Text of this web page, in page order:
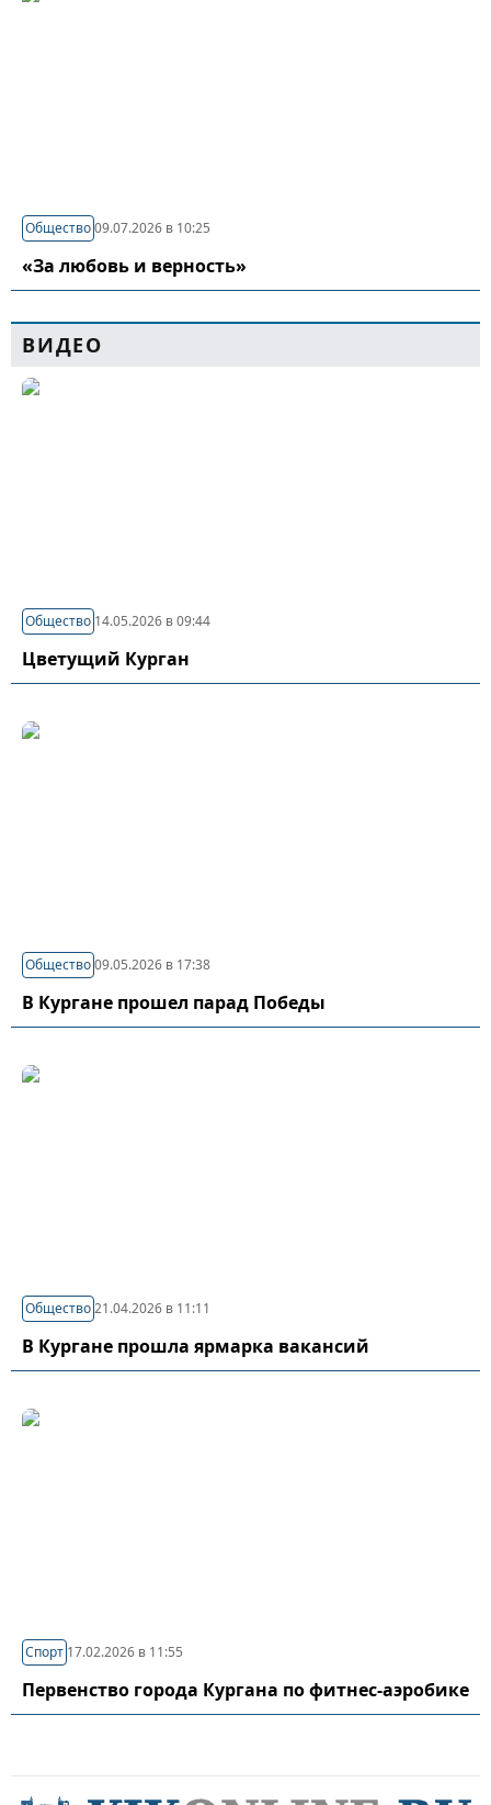
Общество09.07.2026 в 10:25
«За любовь и верность»
ВИДЕО
Общество 14.05.2026 в 09:44
Цветущий Курган
Общество09.05.2026 в 17:38
В Кургане прошел парад Победы
Общество21.04.2026 в 11:11
В Кургане прошла ярмарка вакансий
Спорт 17.02.2026 в 11:55
Первенство города Кургана по фитнес-аэробике